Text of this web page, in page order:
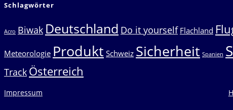
Schlagwörter
Acro Biwak Deutschland Do it yourself Flachland
Meteorologie Produkt Schweiz Sicherheit Spanien
Track Österreich
Impressum